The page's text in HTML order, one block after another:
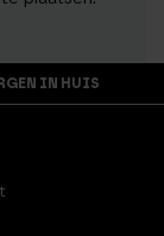
IN HUIS